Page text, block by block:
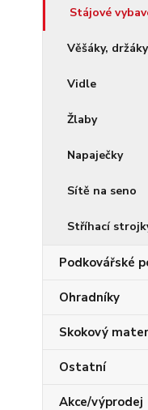
Stájové
Věšáky, držáky
Vidle
Žlaby
Napaječky
Sítě na seno
Stříhací
Podkovářské
Ohradníky
Skokový
Ostatní
Akce/výprodej